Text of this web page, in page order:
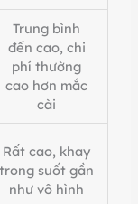
Trung bình
đến cao, chi
phí thường
cao hơn mắc
cài
Rất cao, khay
trong suốt gần
như vô hình